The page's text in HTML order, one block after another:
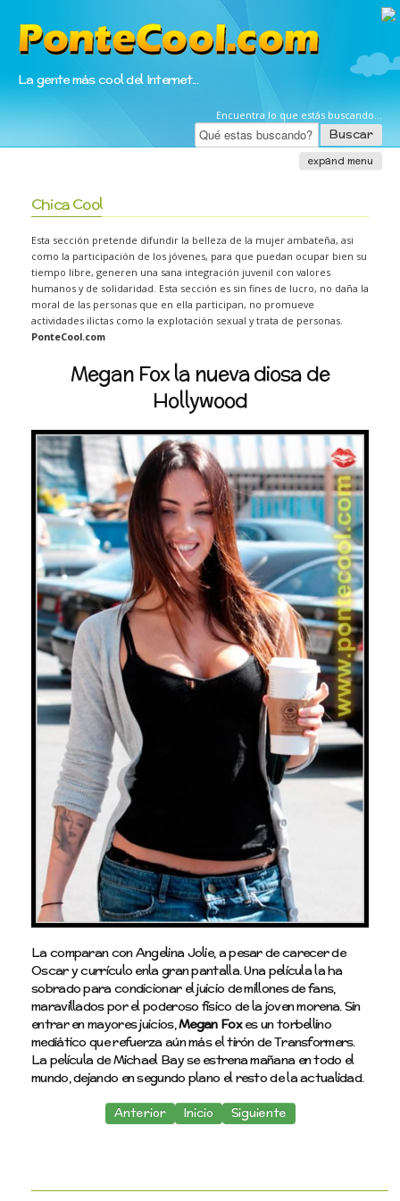
La gente más cool del Internet...
Encuentra lo que estás buscando...
Buscar
expand menu
Inicio
Multimedia
Top Ten Cool
Videos Divertidos
Videos Coberturas
Noticias
Técnologia e Internet
Cine y farándula
Ayuda social
Comunidad
Deportes
Insólito
Moda
Salud
Galeria
Galeria fotográfica
Chicas Cool
Caricaturas Cool
Colegios
Ambato
Hispano América
Colegio Ambato
Colegio Bolivar
Colegio Guayaquil
Colegio Inmaculada
Santo Domingo de Guzman
Liceo Cevallos
Luis A. Martinez
Colegio Indoamérica
Natalia Vaca
Alfonso Laso Bermeo
Chica Cool
Esta sección pretende difundir la belleza de la mujer ambateña, asi
como la participación de los jóvenes, para que puedan ocupar bien su
tiempo libre, generen una sana integración juvenil con valores
humanos y de solidaridad. Esta sección es sin fines de lucro, no daña la
moral de las personas que en ella participan, no promueve
actividades ilictas como la explotación sexual y trata de personas.
PonteCool.com
Megan Fox la nueva diosa de
Hollywood
La comparan con Angelina Jolie, a pesar de carecer de
Oscar y currículo enla gran pantalla. Una película la ha
sobrado para condicionar el juicio de millones de fans,
maravillados por el poderoso físico de la joven morena. Sin
entrar en mayores juicios,Megan Foxes un torbellino
mediático que refuerza aún más el tirón de Transformers.
La película de Michael Bay se estrena mañana en todo el
mundo, dejando en segundo plano el resto de la actualidad.
Anterior Inicio Siguiente